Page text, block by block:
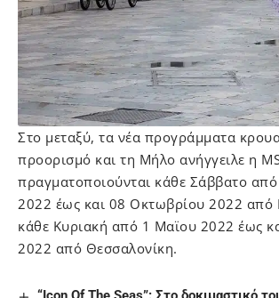
Στο μεταξύ, τα νέα προγράμματα
προορισμό και τη Μήλο ανήγγειλε η
πραγματοποιούνται κάθε Σάββατο
2022 έως και 08 Οκτωβρίου 2022 από
κάθε Κυριακή από 1 Μαϊου 2022 έως
2022 από Θεσσαλονίκη.